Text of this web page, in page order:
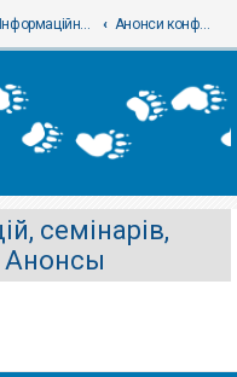
Інформаційний відділ Анонси конференцій, семінарів, презентацій - Анонсы
семінарів,
Анонсы